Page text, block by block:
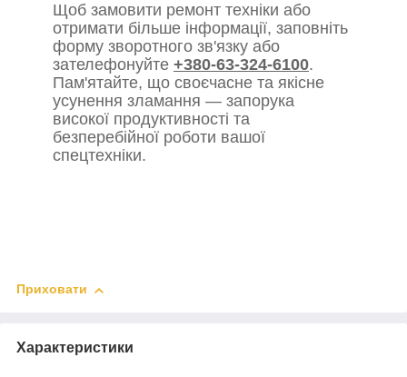
Щоб замовити ремонт техніки або
отримати більше інформації, заповніть
форму зворотного зв'язку або
зателефонуйте +380-63-324-6100.
Пам'ятайте, що своєчасне та якісне
усунення зламання — запорука
високої продуктивності та
безперебійної роботи вашої
спецтехніки.
Приховати
Характеристики